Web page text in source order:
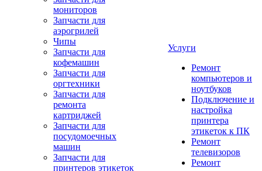
мониторов
Запчасти для
аэрогрилей
Чипы
Запчасти для
кофемашин
Запчасти для
оргтехники
Запчасти для
ремонта
картриджей
Запчасти для
посудомоечных
машин
Запчасти для
принтеров этикеток
Услуги
Ремонт
компьютеров и
ноутбуков
Подключение и
настройка
принтера
этикеток к ПК
Ремонт
телевизоров
Ремонт